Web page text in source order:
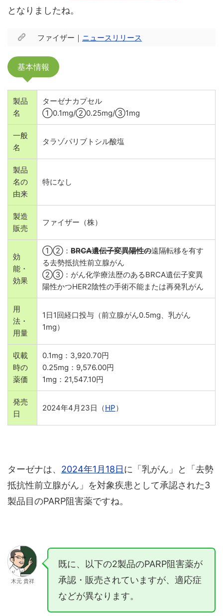
となりましたね。
ファイザー｜ ニュースリリース
基本情報
製品
名
ターゼナカプセル
①0.1mg/②0.25mg/③1mg
一般
名
タラゾパリブトシル酸塩
製品
名の
由来
特になし
製造
販売
ファイザー（株）
効
能・
効果
①②： BRCA遺伝子変異陽性の遠隔転移を有す
る去勢抵抗性前立腺がん
②③：がん化学療法歴のあるBRCA遺伝子変異
陽性かつHER2陰性の手術不能または再発乳がん
用
法・
用量
1日1回経口投与（前立腺がん0.5mg、乳がん
1mg）
収載
時の
薬価
0.1mg：3,920.70円
0.25mg：9,576.00円
1mg：21,547.10円
発売
日
2024年4月23日（HP）
ターゼナは、 2024年1月18日に「乳がん」と「去勢
抵抗性前立腺がん」を対象疾患として承認された3
製品目のPARP阻害薬ですね。
木元 貴祥
既に、以下の2製品のPARP阻害薬が
承認・販売されていますが、適応症
などが異なります。